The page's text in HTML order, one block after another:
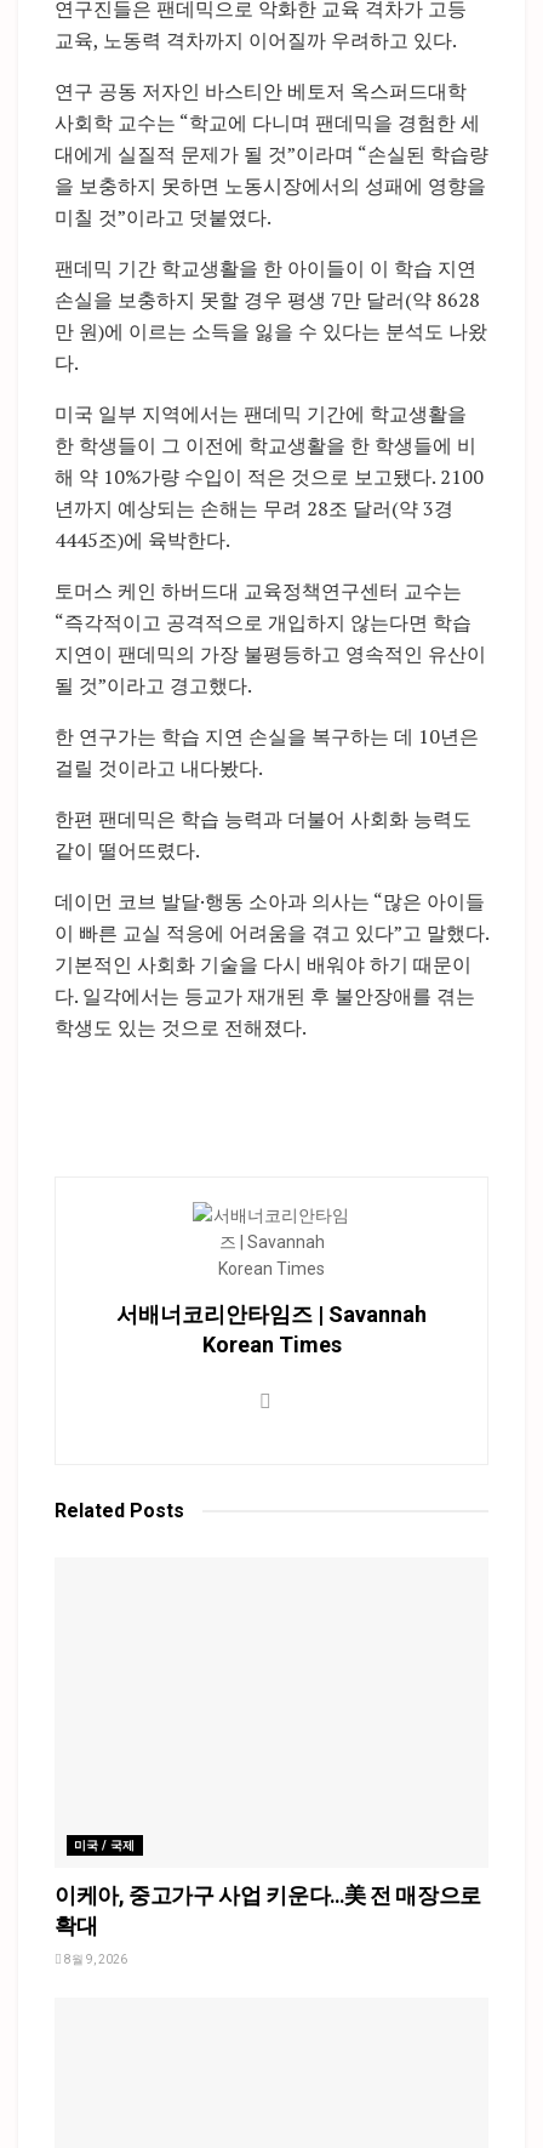
연구진들은 팬데믹으로 악화한 교육 격차가 고등
교육, 노동력 격차까지 이어질까 우려하고 있다.
연구 공동 저자인 바스티안 베토저 옥스퍼드대학
사회학 교수는 “학교에 다니며 팬데믹을 경험한 세
대에게 실질적 문제가 될 것”이라며 “손실된 학습량
을 보충하지 못하면 노동시장에서의 성패에 영향을
미칠 것”이라고 덧붙였다.
팬데믹 기간 학교생활을 한 아이들이 이 학습 지연
손실을 보충하지 못할 경우 평생 7만 달러(약 8628
만 원)에 이르는 소득을 잃을 수 있다는 분석도 나왔
다.
미국 일부 지역에서는 팬데믹 기간에 학교생활을
한 학생들이 그 이전에 학교생활을 한 학생들에 비
해 약 10%가량 수입이 적은 것으로 보고됐다. 2100
년까지 예상되는 손해는 무려 28조 달러(약 3경
4445조)에 육박한다.
토머스 케인 하버드대 교육정책연구센터 교수는
“즉각적이고 공격적으로 개입하지 않는다면 학습
지연이 팬데믹의 가장 불평등하고 영속적인 유산이
될 것”이라고 경고했다.
한 연구가는 학습 지연 손실을 복구하는 데 10년은
걸릴 것이라고 내다봤다.
한편 팬데믹은 학습 능력과 더불어 사회화 능력도
같이 떨어뜨렸다.
데이먼 코브 발달·행동 소아과 의사는 “많은 아이들
이 빠른 교실 적응에 어려움을 겪고 있다”고 말했다.
기본적인 사회화 기술을 다시 배워야 하기 때문이
다. 일각에서는 등교가 재개된 후 불안장애를 겪는
학생도 있는 것으로 전해졌다.
서배너코리안타임즈 | Savannah
Korean Times
Related Posts
미국 / 국제
이케아, 중고가구 사업 키운다…美 전 매장으로
확대
8월 9, 2026